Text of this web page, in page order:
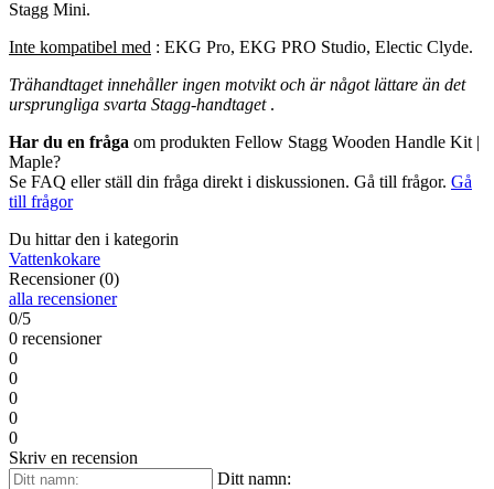
Stagg Mini.
Inte kompatibel med : EKG Pro, EKG PRO Studio, Electic Clyde.
Trähandtaget innehåller ingen motvikt och är något lättare än det
ursprungliga svarta Stagg-handtaget.
Har du en fråga om produkten Fellow Stagg Wooden Handle Kit |
Maple?
Se FAQ eller ställ din fråga direkt i diskussionen. Gå till frågor. Gå
till frågor
Du hittar den i kategorin
Vattenkokare
Recensioner (0)
alla recensioner
0/5
0 recensioner
0
0
0
0
0
Skriv en recension
Ditt namn: